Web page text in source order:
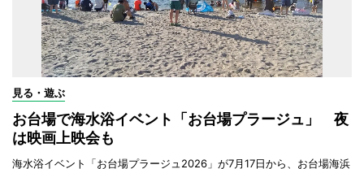
見る・遊ぶ
お台場で海水浴イベント「お台場プラージュ」 夜
は映画上映会も
海水浴イベント「お台場プラージュ2026」が7月17日から、お台場海浜